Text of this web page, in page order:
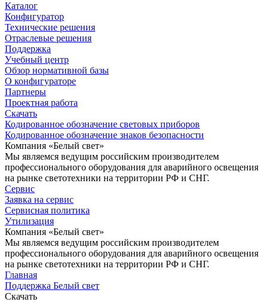
Каталог
Конфигуратор
Технические решения
Отраслевые решения
Поддержка
Учебный центр
Обзор нормативной базы
О конфигураторе
Партнеры
Проектная работа
Скачать
Кодированное обозначение световых приборов
Кодированное обозначение знаков безопасности
Компания «Белый свет»
Мы являемся ведущим российским производителем
профессионального оборудования для аварийного освещения
на рынке светотехники на территории РФ и СНГ.
Сервис
Заявка на сервис
Сервисная политика
Утилизация
Компания «Белый свет»
Мы являемся ведущим российским производителем
профессионального оборудования для аварийного освещения
на рынке светотехники на территории РФ и СНГ.
Главная
Поддержка Белый свет
Скачать